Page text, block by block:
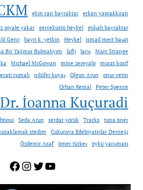
ekin can bayraktar erkan yaprakkıran
piyale yakar gerçeküstü heykel
gülşah bayraktar
Genç hayri k. yetkin Heykel
ismail mert başat
Bir Yağmur Bulmalıyım lafij laçış
Marc Strange
Michael McGowan mine zereyalp
murat kosif
cumalı nilüfer kuyaş Olgun Arun
onur çetin
Orhan Kemal
Peter Spence
İoanna Kuçuradi
Seda Arun serdar yörük Tracks
tuna öner
stedim
Çukurova Edebiyatçılar Derneği
Özdemir Asaf
ömer türkeş öykü yarışması
Facebook
Instagram
Twitter
YouTube